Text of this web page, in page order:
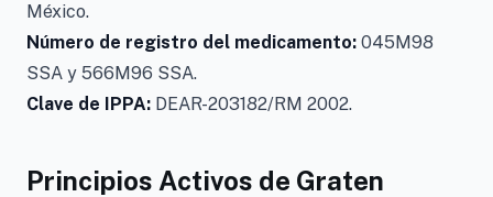
México.
Número de registro del medicamento: 045M98
SSA y 566M96 SSA.
Clave de IPPA: DEAR-203182/RM 2002.
Principios Activos de Graten